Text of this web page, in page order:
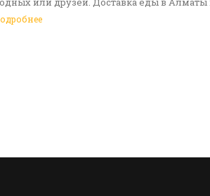
напитков сделает ваш день